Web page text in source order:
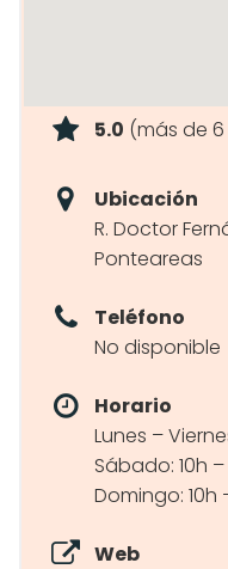
5.0 (más de
Ubicación
R. Doctor
Ponteareas
Teléfono
No disponible
Horario
Lunes –
Sábado: 10h
Domingo: 10h
Web